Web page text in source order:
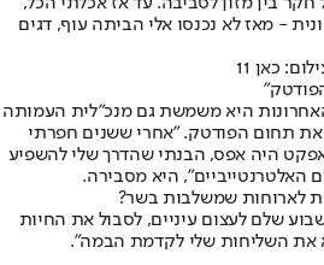
- מאז לא נכנסו אלי הביתה עוף, דגים
כאן 11
היא משמשת גם מנכ"לית העמותה
תחום הפודטק. "אחרי ששנים חפרתי
היה אפס, הבנתי שהדרך שלי להשפיע
האלטרנטייביים", היא מסבירה.
לארוחות שמשלבות בשר?
שלם לעצום עיניים, לסבול את החיות
את השליחות שלי לקדמת הבמה".